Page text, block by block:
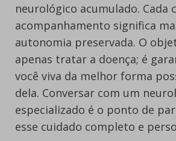
neurológico acumulado. Cada
acompanhamento significa
autonomia preservada. O
apenas tratar a doença; é
você viva da melhor forma
dela. Conversar com um
especializado é o ponto de
esse cuidado completo e